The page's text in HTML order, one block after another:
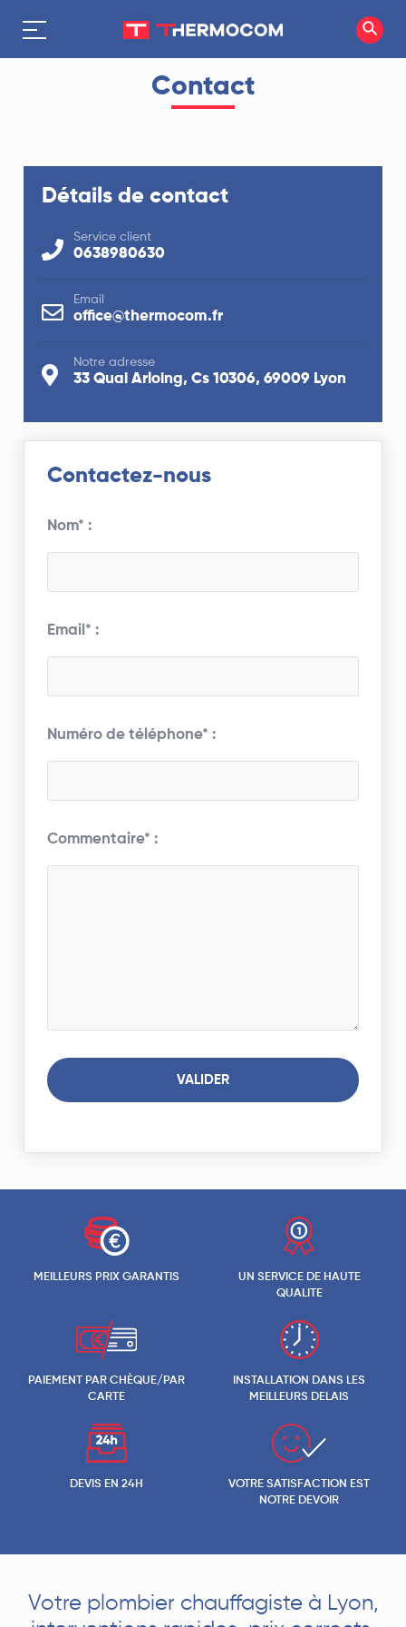
Contact
Détails de contact
Service client
0638980630
Email
office@thermocom.fr
Notre adresse
33 Quai Arloing, Cs 10306, 69009 Lyon
Contactez-nous
Nom* :
Email* :
Numéro de téléphone* :
Commentaire* :
MEILLEURS PRIX GARANTIS
UN SERVICE DE HAUTE
QUALITE
PAIEMENT PAR CHÈQUE/PAR
CARTE
INSTALLATION DANS LES
MEILLEURS DELAIS
DEVIS EN 24H
VOTRE SATISFACTION EST
NOTRE DEVOIR
Votre plombier chauffagiste à Lyon,